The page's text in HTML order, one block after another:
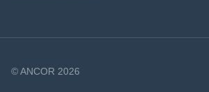
© ANCOR 2026